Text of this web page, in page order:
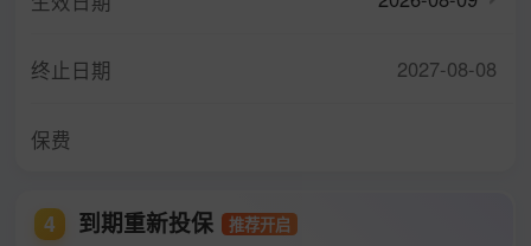
终止日期 2027-08-08
保费
4 到期重新投保 推荐开启